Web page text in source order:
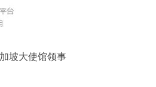
坡大使馆领事